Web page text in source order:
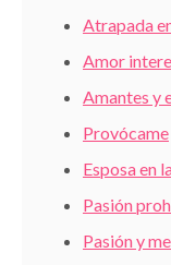
Atrapada
Amor
Amantes y
Provócame
Esposa en
Pasión
Pasión y